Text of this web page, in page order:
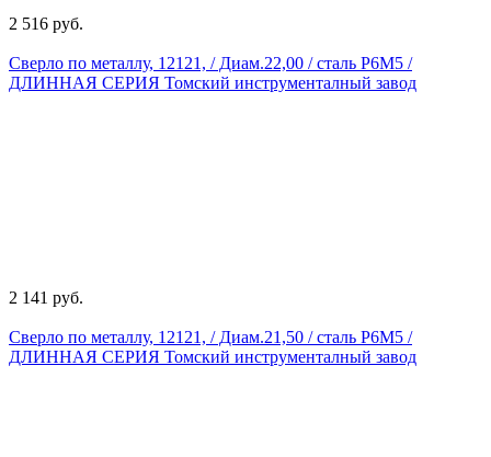
2 516 руб.
Сверло по металлу, 12121, / Диам.22,00 / сталь Р6М5 /
ДЛИННАЯ СЕРИЯ Томский инструменталный завод
2 141 руб.
Сверло по металлу, 12121, / Диам.21,50 / сталь Р6М5 /
ДЛИННАЯ СЕРИЯ Томский инструменталный завод